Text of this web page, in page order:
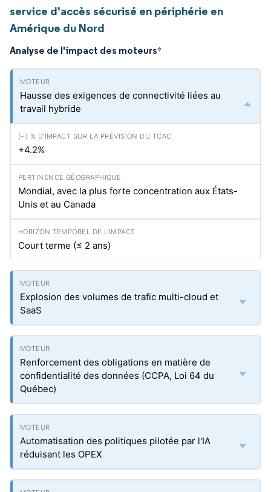
service d'accès sécurisé en périphérie en
Amérique du Nord
Analyse de l'impact des moteurs*
Hausse des exigences de connectivité liées au
travail hybride
+4.2%
Mondial, avec la plus forte concentration aux États-
Unis et au Canada
Court terme (≤ 2 ans)
Explosion des volumes de trafic multi-cloud et
SaaS
Renforcement des obligations en matière de
confidentialité des données (CCPA, Loi 64 du
Québec)
Automatisation des politiques pilotée par l'IA
réduisant les OPEX